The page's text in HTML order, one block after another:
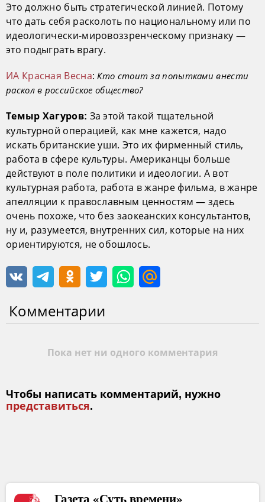
Это должно быть стратегической линией. Потому
что дать себя расколоть по национальному или по
идеологически-мировоззренческому признаку —
это подыграть врагу.
ИА Красная Весна:Кто стоит за попытками внести
раскол в российское общество?
Темыр Хагуров: За этой такой тщательной
культурной операцией, как мне кажется, надо
искать британские уши. Это их фирменный стиль,
работа в сфере культуры. Американцы больше
действуют в поле политики и идеологии. А вот
культурная работа, работа в жанре фильма, в жанре
апелляции к православным ценностям — здесь
очень похоже, что без заокеанских консультантов,
ну и, разумеется, внутренних сил, которые на них
ориентируются, не обошлось.
Комментарии
Пока нет ни одного комментария
Чтобы написать комментарий, нужно
представиться.